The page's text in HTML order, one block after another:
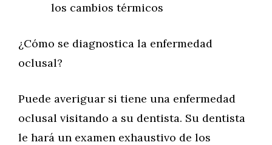
los cambios térmicos
¿Cómo se diagnostica la enfermedad
oclusal?
Puede averiguar si tiene una enfermedad
oclusal visitando a su dentista. Su dentista
le hará un examen exhaustivo de los